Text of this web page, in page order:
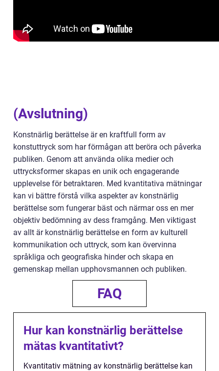
(Avslutning)
Konstnärlig berättelse är en kraftfull form av
konstuttryck som har förmågan att beröra och påverka
publiken. Genom att använda olika medier och
uttrycksformer skapas en unik och engagerande
upplevelse för betraktaren. Med kvantitativa mätningar
kan vi bättre förstå vilka aspekter av konstnärlig
berättelse som fungerar bäst och närmar oss en mer
objektiv bedömning av dess framgång. Men viktigast
av allt är konstnärlig berättelse en form av kulturell
kommunikation och uttryck, som kan övervinna
språkliga och geografiska hinder och skapa en
gemenskap mellan upphovsmannen och publiken.
FAQ
Hur kan konstnärlig berättelse
mätas kvantitativt?
Kvantitativ mätning av konstnärlig berättelse kan